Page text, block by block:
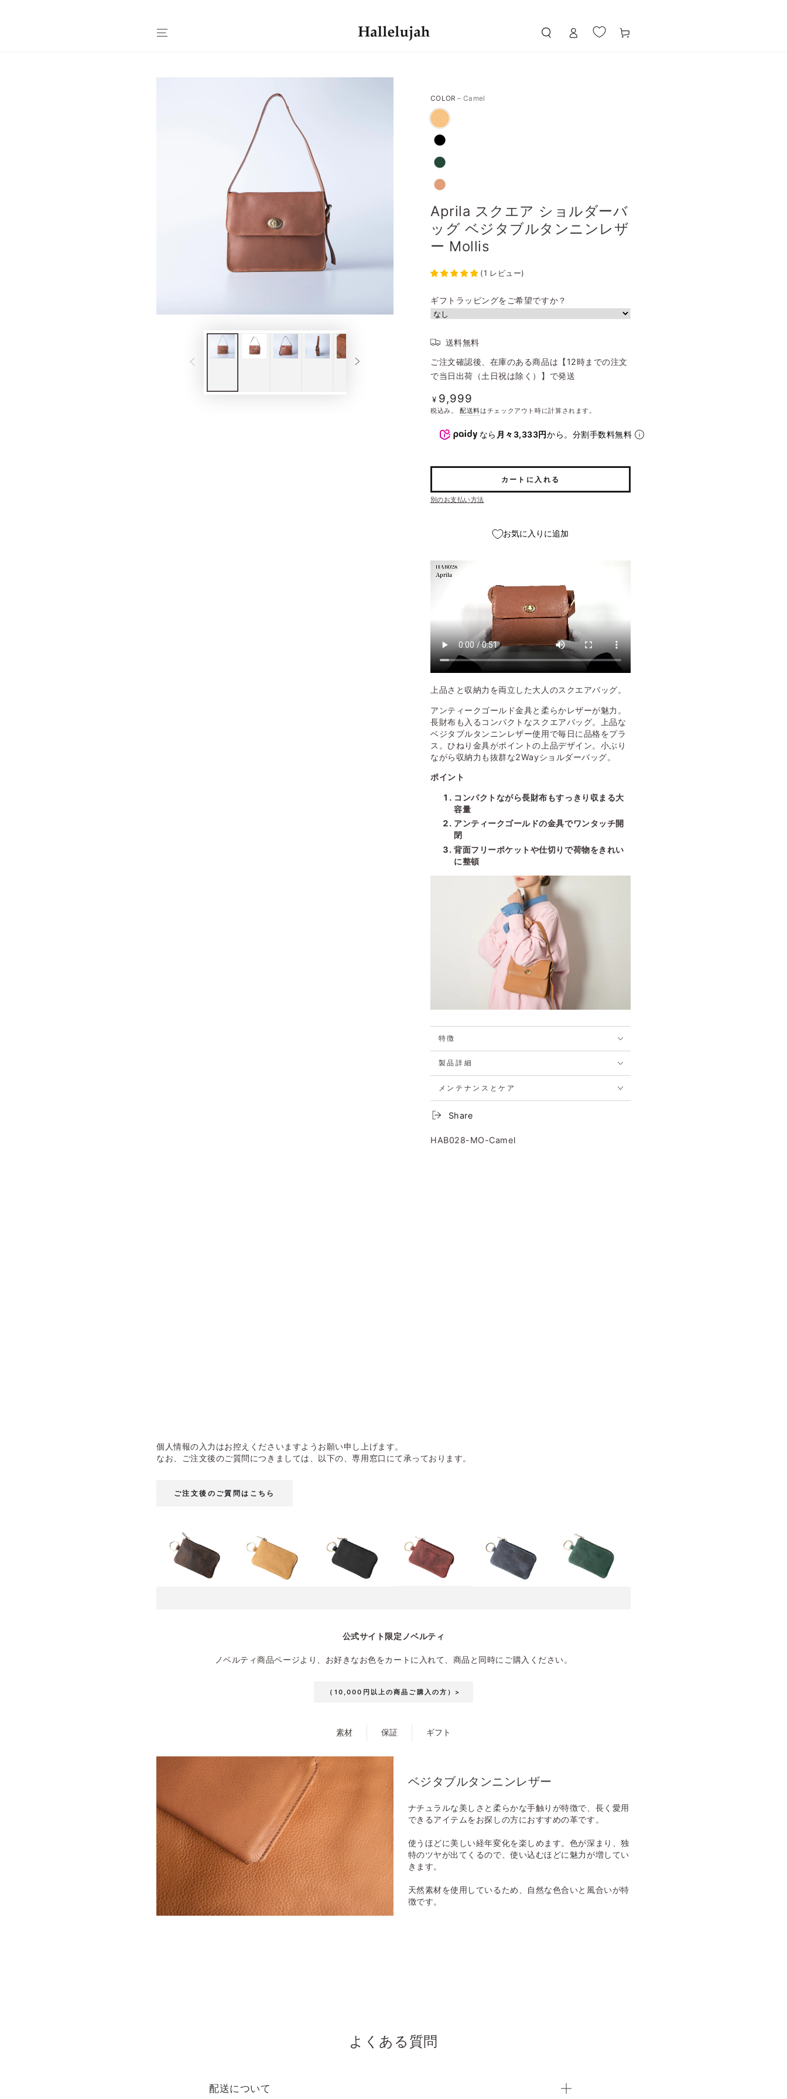
イ
ー
COLOR– Camel
Aprila スクエア ショルダーバ
ッグ ベジタブルタンニンレザ
ー Mollis
(1 レビュー)
ギフトラッピングをご希望ですか？
送料無料
ご注文確認後、在庫のある商品は【12時までの注文
で当日出荷（土日祝は除く）】で発送
定
価
¥ 9,999
税込み。配送料はチェックアウト時に計算されます。
なら 月々3,333円から。分割手数料無料
カートに入れる
別のお支払い方法
お気に入りに追加
上品さと収納力を両立した大人のスクエアバッグ。
アンティークゴールド金具と柔らかレザーが魅力。
長財布も入るコンパクトなスクエアバッグ。上品な
ベジタブルタンニンレザー使用で毎日に品格をプラ
ス。ひねり金具がポイントの上品デザイン。小ぶり
ながら収納力も抜群な2Wayショルダーバッグ。
ポイント
コンパクトながら長財布もすっきり収まる大
容量
アンティークゴールドの金具でワンタッチ開
閉
背面フリーポケットや仕切りで荷物をきれい
に整頓
特徴
製品詳細
メンテナンスとケア
Share
HAB028-MO-Camel
個人情報の入力はお控えくださいますようお願い申し上げます。
なお、ご注文後のご質問につきましては、以下の、専用窓口にて承っております。
ご注文後のご質問はこちら
公式サイト限定ノベルティ
ノベルティ商品ページより、お好きなお色をカートに入れて、商品と同時にご購入ください。
（10,000円以上の商品ご購入の方）>
素材 保証 ギフト
ベジタブルタンニンレザー
ナチュラルな美しさと柔らかな手触りが特徴で、長く愛用
できるアイテムをお探しの方におすすめの革です。
使うほどに美しい経年変化を楽しめます。色が深まり、独
特のツヤが出てくるので、使い込むほどに魅力が増してい
きます。
天然素材を使用しているため、自然な色合いと風合いが特
徴です。
よくある質問
配送について